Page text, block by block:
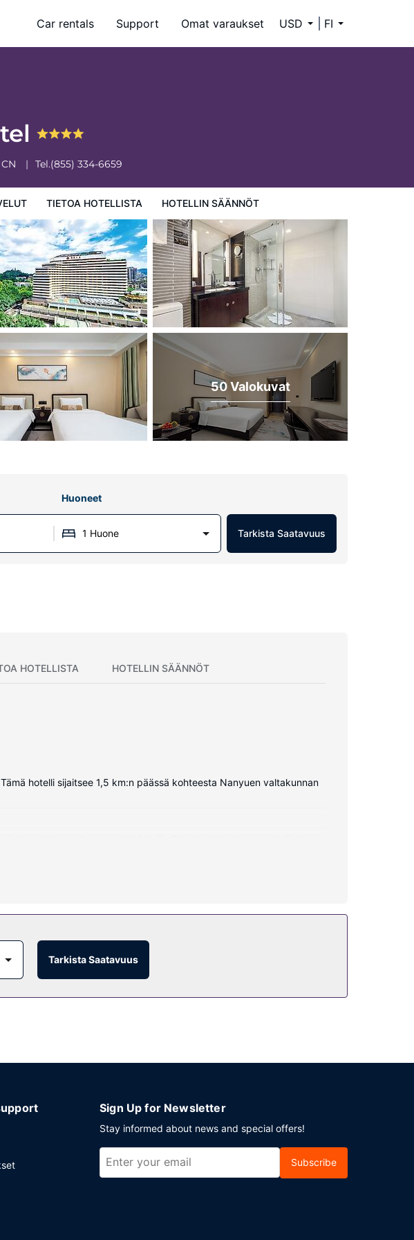
Car rentals Support Omat varaukset USD FI
CN Tel.(855) 334-6659
TIETOA HOTELLISTA HOTELLIN SÄÄNNÖT
50 Valokuvat
Huoneet
1 Huone Tarkista Saatavuus
HOTELLISTA HOTELLIN SÄÄNNÖT
hotelli sijaitsee 1,5 km:n päässä kohteesta Nanyuen valtakunnan
Huoneissa on tallelokero ja työpöytä.
Palveluihin kuuluu myös huonepalvelu (rajoitettuina aikoina) ja
7.00–10.00.
Tarkista Saatavuus
Sign Up for Newsletter
Stay informed about news and special offers!
Subscribe